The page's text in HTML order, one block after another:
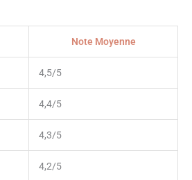
Note Moyenne
4,5/5
4,4/5
4,3/5
4,2/5